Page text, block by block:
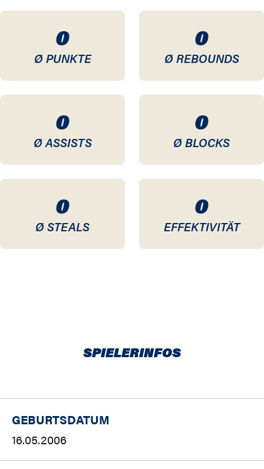
0
Ø PUNKTE
0
Ø REBOUNDS
0
Ø ASSISTS
0
Ø BLOCKS
0
Ø STEALS
0
EFFEKTIVITÄT
SPIELERINFOS
GEBURTSDATUM
16.05.2006